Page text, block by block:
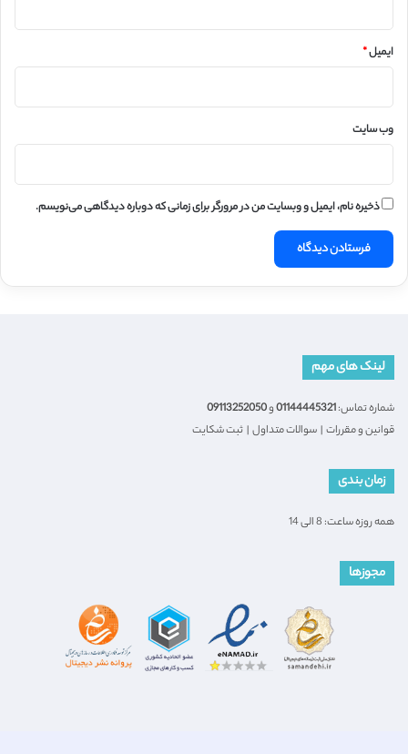
ایمیل*
وب‌ سایت
ذخیره نام، ایمیل و وبسایت من در مرورگر برای زمانی که دوباره دیدگاهی می‌نویسم.
لینک های مهم
شماره تماس:01144445321و09113252050
قوانین و مقررات | سوالات متداول | ثبت شکایت
زمان بندی
همه روزه ساعت: 8 الی 14
مجوزها